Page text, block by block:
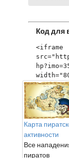
Код для
<iframe
Карта
активности
Все
пиратов